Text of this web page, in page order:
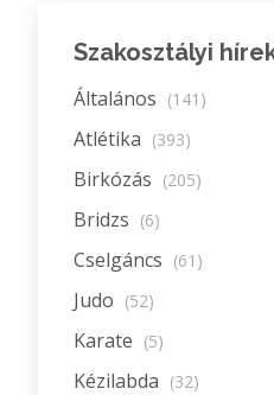
Szakosztályi
Általános (141)
Atlétika (393)
Birkózás (205)
Bridzs (6)
Cselgáncs (61)
Judo (52)
Karate (5)
Kézilabda (32)